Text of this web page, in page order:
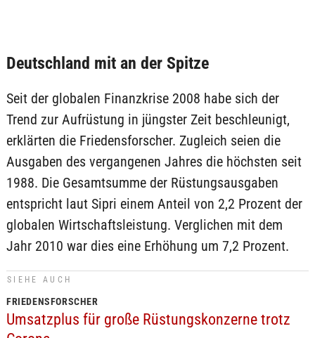
Deutschland mit an der Spitze
Seit der globalen Finanzkrise 2008 habe sich der
Trend zur Aufrüstung in jüngster Zeit beschleunigt,
erklärten die Friedensforscher. Zugleich seien die
Ausgaben des vergangenen Jahres die höchsten seit
1988. Die Gesamtsumme der Rüstungsausgaben
entspricht laut Sipri einem Anteil von 2,2 Prozent der
globalen Wirtschaftsleistung. Verglichen mit dem
Jahr 2010 war dies eine Erhöhung um 7,2 Prozent.
SIEHE AUCH
FRIEDENSFORSCHER
Umsatzplus für große Rüstungskonzerne trotz